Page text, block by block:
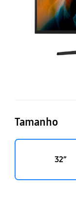
Tamanho
32”